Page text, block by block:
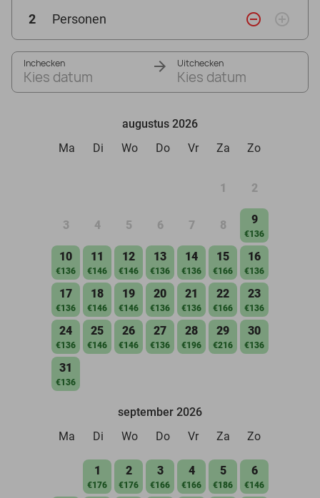
2 Personen remove_circle_outline add_circle_outline
Inchecken
Kies datum
Uitchecken
Kies datum
augustus 2026
Ma
Di Wo Do Vr Za Zo
1 2
3 4 5 6 7 8 9
€136
10
€136
11
€146
12
€146
13
€136
14
€136
15
€166
16
€136
17
€136
18
€146
19
€146
20
€136
21
€136
22
€166
23
€136
24
€136
25
€146
26
€146
27
€136
28
€196
29
€216
30
€136
31
€136
september 2026
Ma
Di Wo Do Vr Za Zo
1
€176
2
€176
3
€166
4
€166
5
€186
6
€146